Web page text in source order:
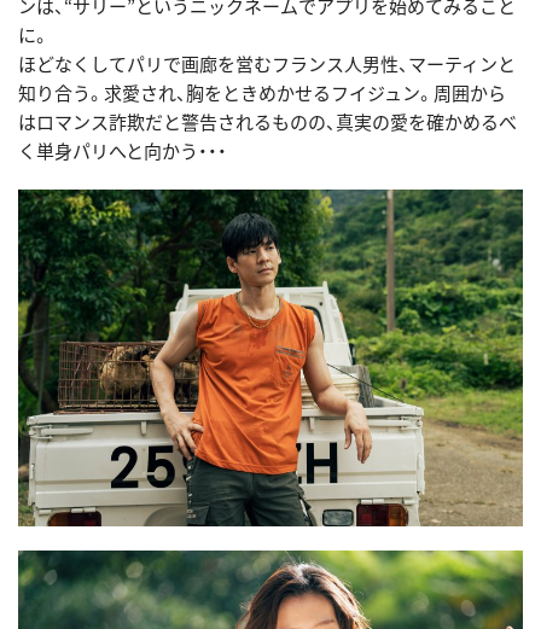
ンは、“サリー”というニックネームでアプリを始めてみること
に。
ほどなくしてパリで画廊を営むフランス人男性、マーティンと
知り合う。求愛され、胸をときめかせるフイジュン。周囲から
はロマンス詐欺だと警告されるものの、真実の愛を確かめるべ
く単身パリへと向かう・・・